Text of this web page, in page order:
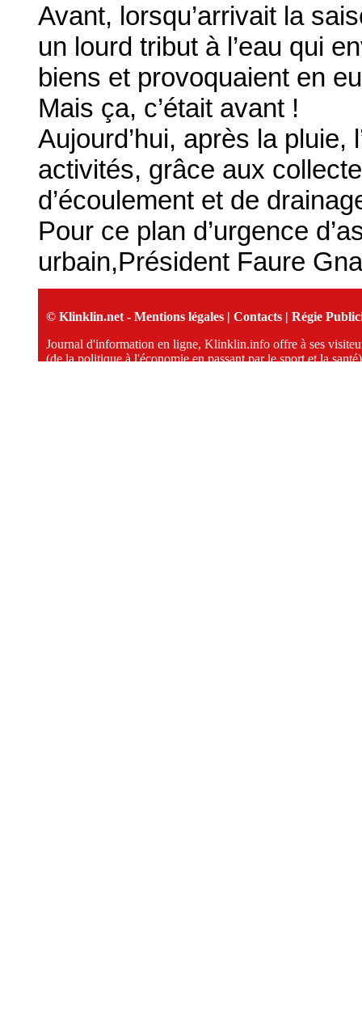
Avant, lorsqu’arrivait la
un lourd tribut à l’eau qui
biens et provoquaient en
Mais ça, c’était avant !
Aujourd’hui, après la
activités, grâce aux
d’écoulement et de
Pour ce plan d’urgence
urbain,Président Faure
© Klinklin.net - Mentions légales | Contacts | Régie
Journal d'information en ligne, Klinklin.info offre à ses
(de la politique à l'économie en passant par le sport et la